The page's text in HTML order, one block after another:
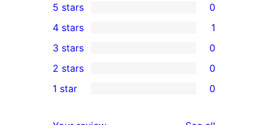
0
5-
star
reviews
5 stars 0
4-
star
review
4 stars 1
0
3-
star
3 stars 0
2-
2 stars 0
1 star 0